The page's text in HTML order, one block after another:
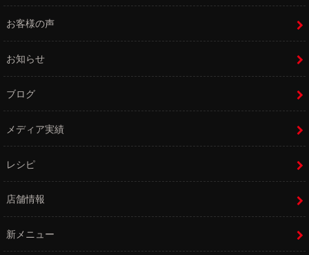
お客様の声
お知らせ
ブログ
メディア実績
レシピ
店舗情報
新メニュー